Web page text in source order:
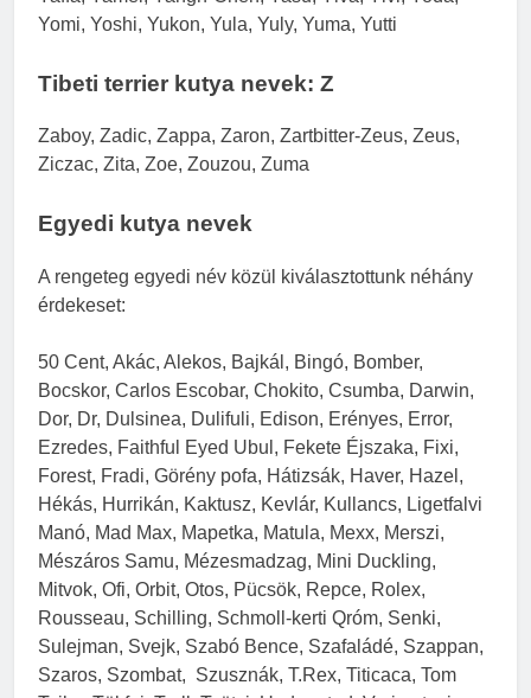
Yomi, Yoshi, Yukon, Yula, Yuly, Yuma, Yutti
Tibeti terrier kutya nevek: Z
Zaboy, Zadic, Zappa, Zaron, Zartbitter-Zeus, Zeus,
Ziczac, Zita, Zoe, Zouzou, Zuma
Egyedi kutya nevek
A rengeteg egyedi név közül kiválasztottunk néhány
érdekeset:
50 Cent, Akác, Alekos, Bajkál, Bingó, Bomber,
Bocskor, Carlos Escobar, Chokito, Csumba, Darwin,
Dor, Dr, Dulsinea, Dulifuli, Edison, Erényes, Error,
Ezredes, Faithful Eyed Ubul, Fekete Éjszaka, Fixi,
Forest, Fradi, Görény pofa, Hátizsák, Haver, Hazel,
Hékás, Hurrikán, Kaktusz, Kevlár, Kullancs, Ligetfalvi
Manó, Mad Max, Mapetka, Matula, Mexx, Merszi,
Mészáros Samu, Mézesmadzag, Mini Duckling,
Mitvok, Ofi, Orbit, Otos, Pücsök, Repce, Rolex,
Rousseau, Schilling, Schmoll-kerti Qróm, Senki,
Sulejman, Svejk, Szabó Bence, Szafaládé, Szappan,
Szaros, Szombat, Szusznák, T.Rex, Titicaca, Tom